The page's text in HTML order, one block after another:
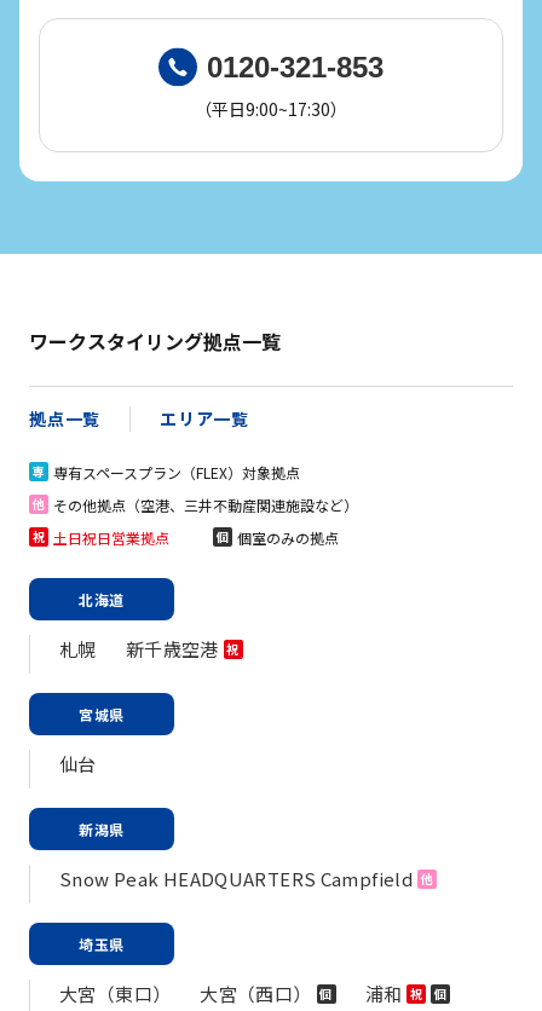
0120-321-853
（平日9:00~17:30）
ワークスタイリング拠点一覧
拠点一覧 エリア一覧
専 専有スペースプラン（FLEX）対象拠点
他 その他拠点（空港、三井不動産関連施設など）
祝 土日祝日営業拠点 個 個室のみの拠点
北海道
札幌 新千歳空港 祝
宮城県
仙台
新潟県
Snow Peak HEADQUARTERS Campfield 他
埼玉県
大宮（東口） 大宮（西口） 個 浦和 祝 個